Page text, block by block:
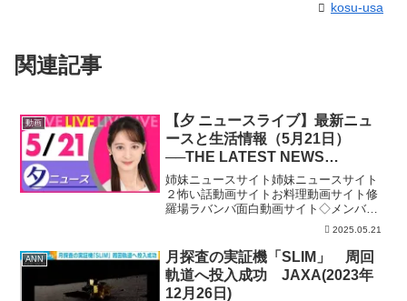
kosu-usa
関連記事
動画
【夕 ニュースライブ】最新ニュ
ースと生活情報（5月21日）
──THE LATEST NEWS
SUMMARY（日テレNEWS
LIVE）
姉妹ニュースサイト姉妹ニュースサイト
２怖い話動画サイトお料理動画サイト修
羅場ラバンバ面白動画サイト◇メンバー
シップ「日テレNEWSクラブ」始まりま
した月額290円で所属歴に応じ色が変化し
ステータスアップしていくバッジ特典
や、ライブ配信のチャ...
2025.05.21
ANN
月探査の実証機「SLIM」 周回
軌道へ投入成功 JAXA(2023年
12月26日)